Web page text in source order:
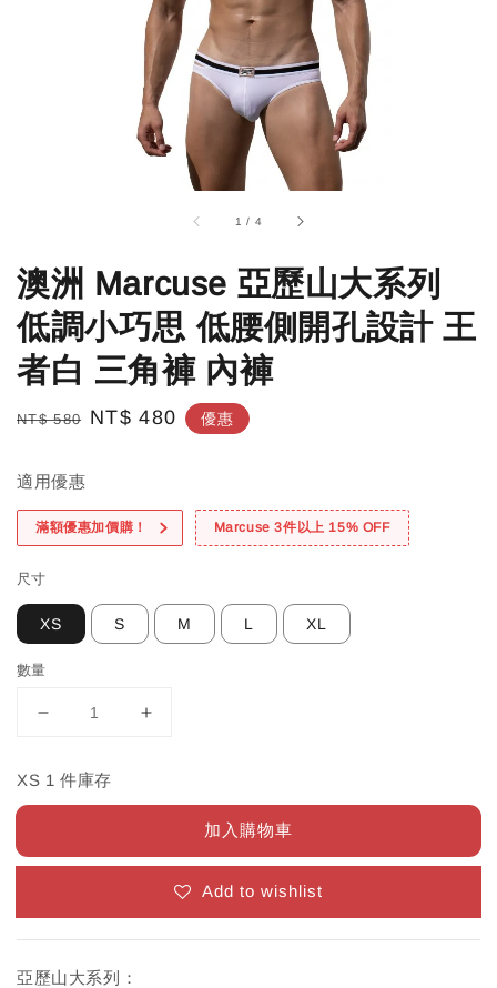
1 / 4
澳洲 Marcuse 亞歷山大系列
低調小巧思 低腰側開孔設計 王
者白 三角褲 內褲
Regular
NT$ 580 Sale
NT$ 480 優惠
適用優惠
滿額優惠加價購！ Marcuse 3件以上 15% OFF
尺寸
XS S M L XL
數量
XS 1 件庫存
加入購物車
Add to wishlist
亞歷山大系列：